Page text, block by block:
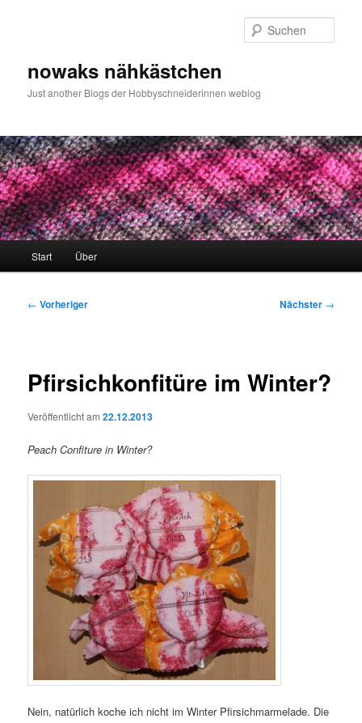
nowaks nähkästchen
Just another Blogs der Hobbyschneiderinnen weblog
Start Über
Beitragsnavigation
← Vorheriger Nächster →
Pfirsichkonfitüre im Winter?
Veröffentlicht am22.12.2013
Peach Confiture in Winter?
Nein, natürlich koche ich nicht im Winter Pfirsichmarmelade. Die